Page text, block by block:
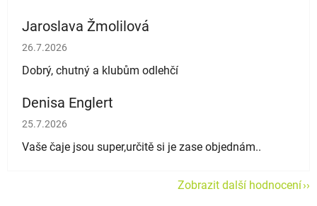
Jaroslava Žmolilová
Hodnocení obchodu je 5 z 5 hvězdiček.
26.7.2026
Dobrý, chutný a klubům odlehčí
Denisa Englert
Hodnocení obchodu je 5 z 5 hvězdiček.
25.7.2026
Vaše čaje jsou super,určitě si je zase objednám..
Zobrazit další hodnocení